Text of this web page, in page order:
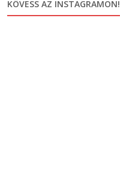
KÖVESS AZ INSTAGRAMON!